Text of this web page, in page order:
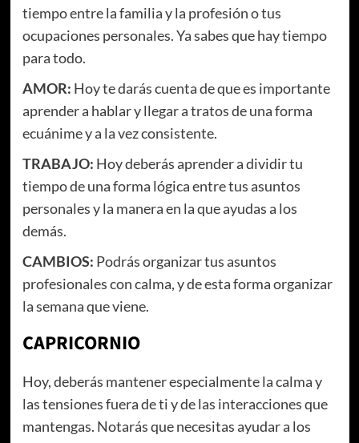
tiempo entre la familia y la profesión o tus
ocupaciones personales. Ya sabes que hay tiempo
para todo.
AMOR: Hoy te darás cuenta de que es importante
aprender a hablar y llegar a tratos de una forma
ecuánime y a la vez consistente.
TRABAJO: Hoy deberás aprender a dividir tu
tiempo de una forma lógica entre tus asuntos
personales y la manera en la que ayudas a los
demás.
CAMBIOS: Podrás organizar tus asuntos
profesionales con calma, y de esta forma organizar
la semana que viene.
CAPRICORNIO
Hoy, deberás mantener especialmente la calma y
las tensiones fuera de ti y de las interacciones que
mantengas. Notarás que necesitas ayudar a los